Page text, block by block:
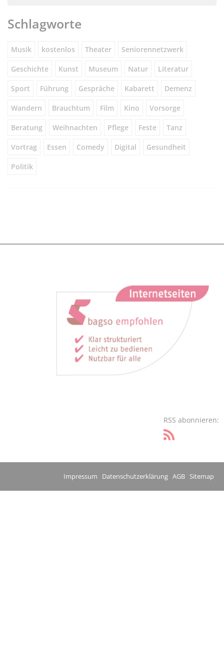
Schlagworte
Musik kostenlos Theater Seniorennetzwerk
Geschichte Kunst Museum Natur Literatur
Sport Führung Gespräche Kabarett Demenz
Wandern Brauchtum Film Kino Vorsorge
Beratung Weihnachten Pflege Feste Tanz
Vortrag Essen Comedy Digital Gesundheit
Politik
RSS abonnieren:
Impressum Datenschutzerklärung AGB Sitemap